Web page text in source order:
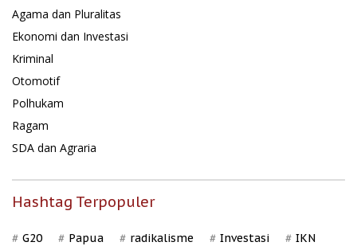
Agama dan Pluralitas
Ekonomi dan Investasi
Kriminal
Otomotif
Polhukam
Ragam
SDA dan Agraria
Hashtag Terpopuler
G20 Papua radikalisme Investasi IKN